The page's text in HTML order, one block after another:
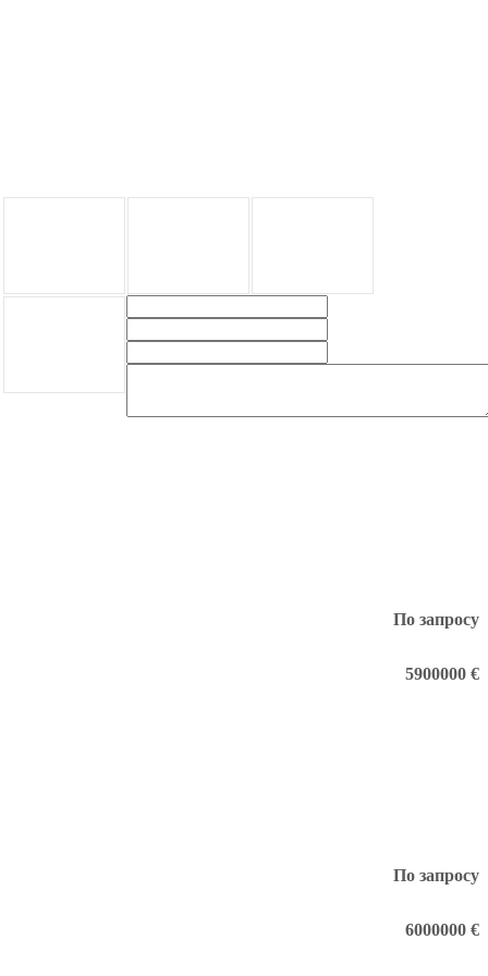
По запросу
5900000 €
По запросу
6000000 €